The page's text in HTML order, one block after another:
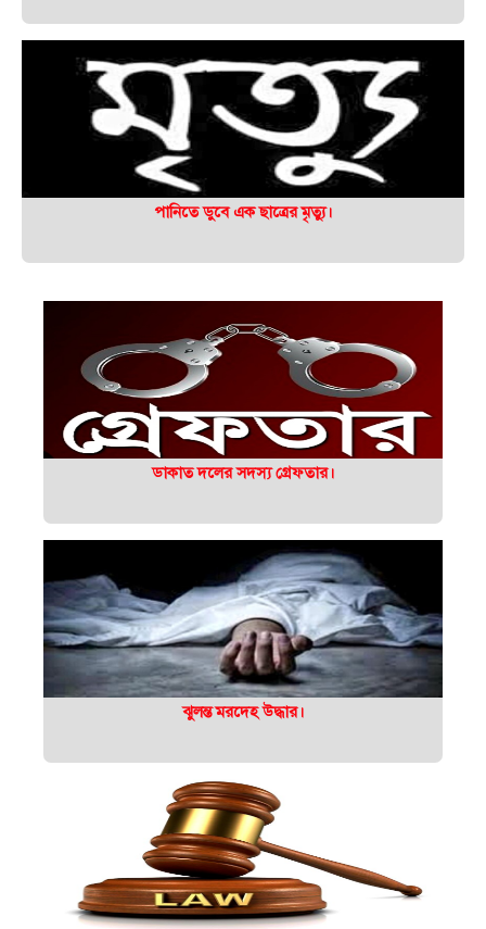
পানিতে ডুবে এক ছাত্রের মৃত্যু।
ডাকাত দলের সদস্য গ্রেফতার।
ঝুলন্ত মরদেহ উদ্ধার।